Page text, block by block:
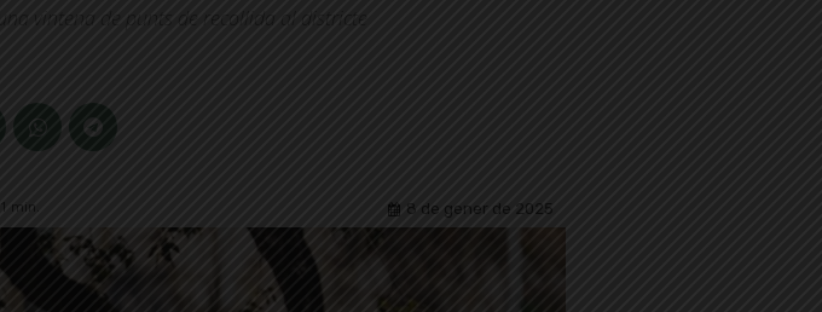
vintena de punts de recollida al districte
1 min. 8 de gener de 2025